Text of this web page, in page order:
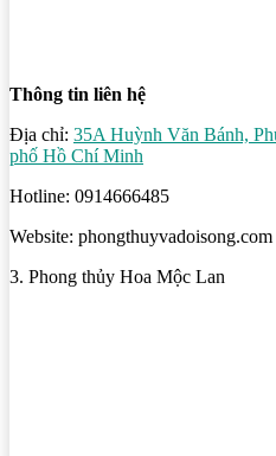
Thông tin liên hệ
Địa chỉ: 35A Huỳnh Văn Bánh,
phố Hồ Chí Minh
Hotline: 0914666485
Website: phongthuyvadoisong.com
3. Phong thủy Hoa Mộc Lan